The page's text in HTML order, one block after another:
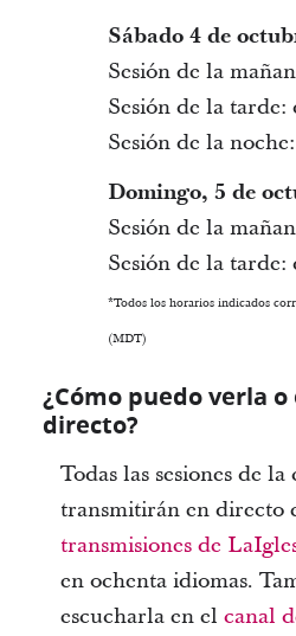
Sábado 4 de
Sesión de la
Sesión de la tarde:
Sesión de la
Domingo, 5 de
Sesión de la
Sesión de la tarde:
*Todos los horarios indicados
(MDT)
¿Cómo puedo verla
directo?
Todas las sesiones de
transmitirán en directo
transmisiones de
en ochenta idiomas.
escucharla en el canal